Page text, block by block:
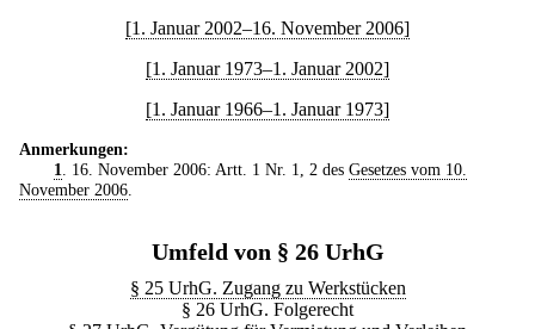
[1. Januar 2002–16. November 2006]
[1. Januar 1973–1. Januar 2002]
[1. Januar 1966–1. Januar 1973]
Anmerkungen:
1. 16. November 2006: Artt. 1 Nr. 1, 2 des Gesetzes vom 10.
November 2006.
Umfeld von § 26 UrhG
§ 25 UrhG. Zugang zu Werkstücken
§ 26 UrhG. Folgerecht